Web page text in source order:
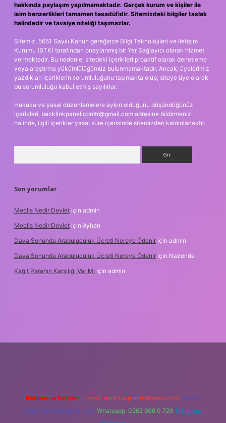
hakkında paylaşım yapılmamaktadır. Gerçek kurum ve kişiler ile
isim benzerlikleri tamamen tesadüfidir. Sitemizdeki bilgiler taslak
halindedir ve tavsiye niteliği taşımazlar.
Sitemiz, 5651 Sayılı Kanun gereğince Bilgi Teknolojileri ve İletişim
Kurumu (BTK) tarafından onaylanmış bir Yer Sağlayıcı olarak hizmet
vermektedir. Bu nedenle, sitedeki içerikleri proaktif olarak denetleme
veya araştırma yükümlülüğümüz bulunmamaktadır. Ancak, üyelerimiz
yazdıkları içeriklerin sorumluluğunu taşımakta olup, siteye üye olarak
bu sorumluluğu kabul etmiş sayılırlar.
Hukuka ve yasal düzenlemelere aykırı olduğunu düşündüğünüz
içerikleri, backlinkpanelicomtr@gmail.com adresine bildirmeniz
halinde, ilgili içerikler yasal süre içerisinde sitemizden kaldırılacaktır.
Son yorumlar
Meclis Nedir Devlet için admin
Meclis Nedir Devlet için Ayhan
Dava Sonunda Arabuluculuk Ücreti Nereye Ödenir için admin
Dava Sonunda Arabuluculuk Ücreti Nereye Ödenir için Nazende
Kağıt Paranın Karşılığı Var Mı için admin
Reklam ve İletişim: E-mail: backlinkpaneli@gmail.com Teams:
forumhizmeti@gmail.com Whatsapp: 0262 606 0 726 Telegram: